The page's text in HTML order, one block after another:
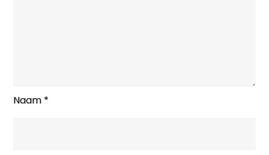
Naam *